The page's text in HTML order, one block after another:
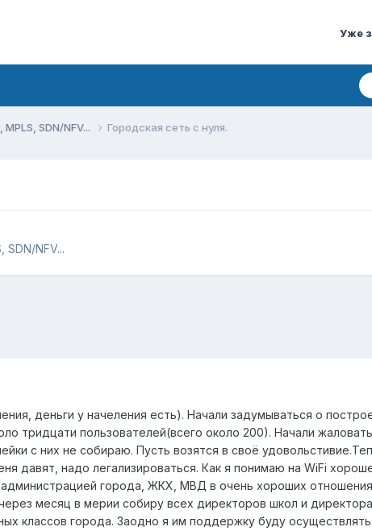
Уже
SDN/NFV... Городская сеть с нуля.
NFV...
деньги у начеления есть). Начали задумываться о
тридцати пользователей(всего около 200). Начали
с них не собираю. Пусть возятся в своё
давят, надо легализироваться. Как я понимаю на WiFi
города, ЖКХ, МВД в очень хороших
месяц в мерии собиру всех директоров школ и
классов города. Заодно я им поддержку буду